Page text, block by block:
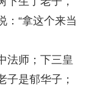
：“拿这个来当
法师；下三皇
子是郁华子；